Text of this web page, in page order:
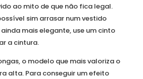
ao mito de que não fica legal.
sim arrasar num vestido
mais elegante, use um cinto
a cintura.
o modelo que mais valoriza o
alta. Para conseguir um efeito